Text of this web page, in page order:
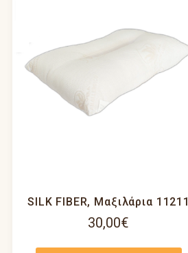
SILK FIBER, Μαξιλάρια 11211
30,00€